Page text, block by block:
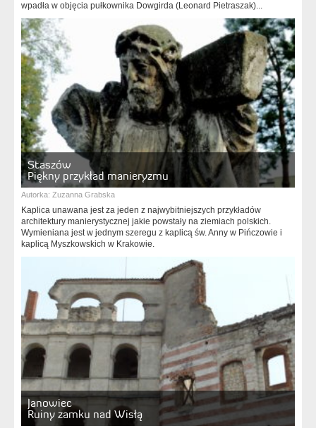
wpadła w objęcia pułkownika Dowgirda (Leonard Pietraszak)...
Staszów
Piękny przykład manieryzmu
Autorka: Zuzanna Grabska
Kaplica unawana jest za jeden z najwybitniejszych przykładów
architektury manierystycznej jakie powstały na ziemiach polskich.
Wymieniana jest w jednym szeregu z kaplicą św. Anny w Pińczowie i
kaplicą Myszkowskich w Krakowie.
Janowiec
Ruiny zamku nad Wisłą